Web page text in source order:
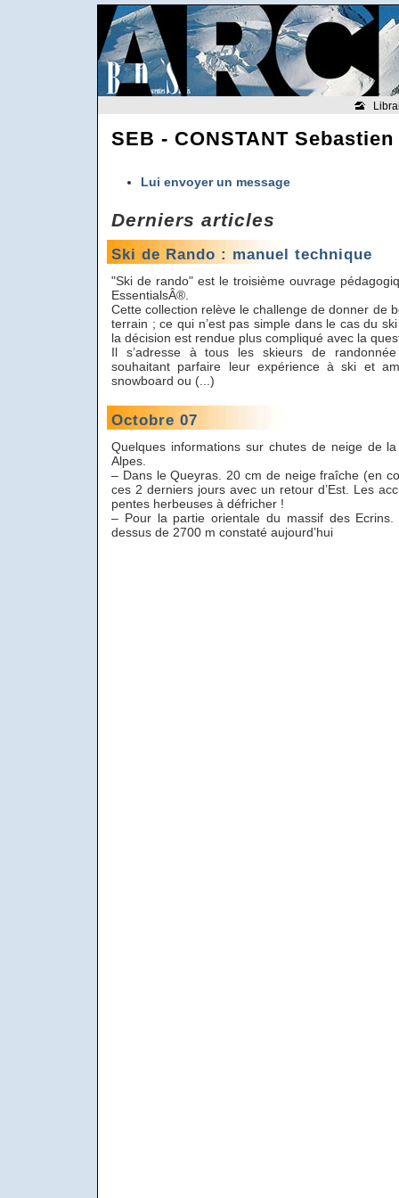
SEB - CONSTANT Sebastien
Lui envoyer un message
Derniers articles
Ski de Rando : manuel technique
"Ski de rando" est le troisième ouvrage
EssentialsÂ®.
Cette collection relève le challenge de donner de
terrain ; ce qui n’est pas simple dans le cas du
la décision est rendue plus compliqué avec la
Il s’adresse à tous les skieurs de
souhaitant parfaire leur expérience à ski et
snowboard ou (...)
Octobre 07
Quelques informations sur chutes de neige de
Alpes.
– Dans le Queyras. 20 cm de neige fraîche (en
ces 2 derniers jours avec un retour d’Est. Les
pentes herbeuses à défricher !
– Pour la partie orientale du massif des
dessus de 2700 m constaté aujourd’hui